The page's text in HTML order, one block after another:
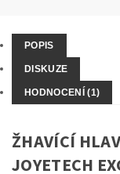
POPIS
DISKUZE
HODNOCENÍ (1)
ŽHAVÍCÍ
JOYETECH